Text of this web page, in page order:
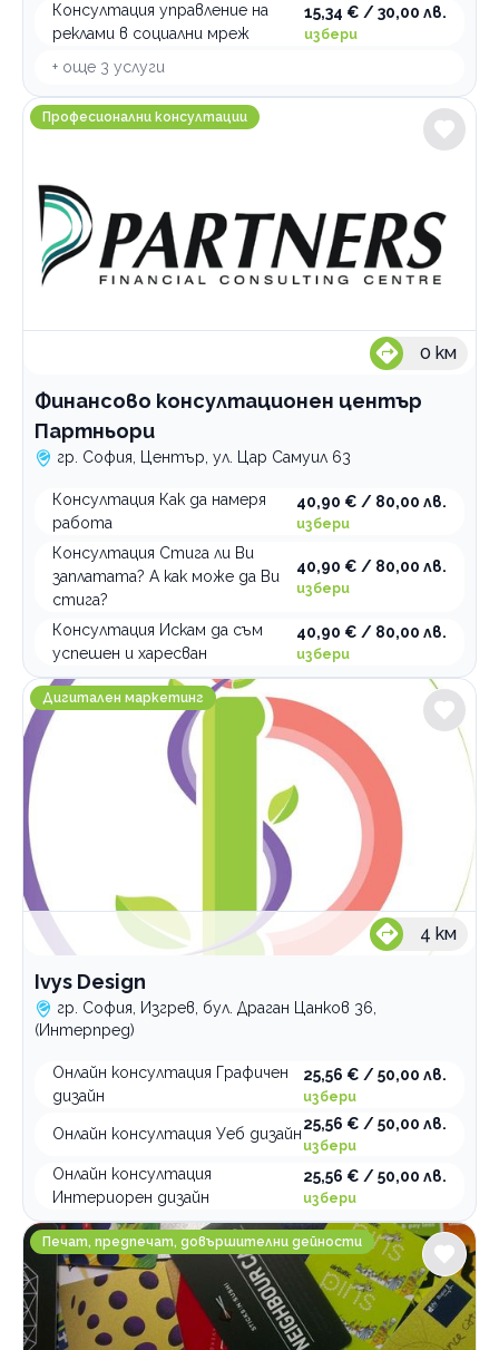
Консултация управление на
реклами в социални мреж
15,34 € / 30,00 лв.
избери
+ още 3 услуги
Финансово консултационен център Партньори
Професионални консултации
0 км
Финансово консултационен център
Партньори
гр. София, Център, ул. Цар Самуил 63
Консултация Как да намеря
работа
40,90 € / 80,00 лв.
избери
Консултация Стига ли Ви
заплатата? А как може да Ви
стига?
40,90 € / 80,00 лв.
избери
Консултация Искам да съм
успешен и харесван
40,90 € / 80,00 лв.
избери
Ivys Design
Дигитален маркетинг
4 км
Ivys Design
гр. София, Изгрев, бул. Драган Цанков 36,
(Интерпред)
Онлайн консултация Графичен
дизайн
25,56 € / 50,00 лв.
избери
Онлайн консултация Уеб дизайн
25,56 € / 50,00 лв.
избери
Онлайн консултация
Интериорен дизайн
25,56 € / 50,00 лв.
избери
Производител на малки тиражи карти Екуити Форс
Печат, предпечат, довършителни дейности